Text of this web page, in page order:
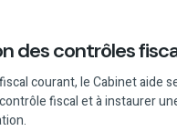
des contrôles
courant, le Cabinet aide
fiscal et à instaurer